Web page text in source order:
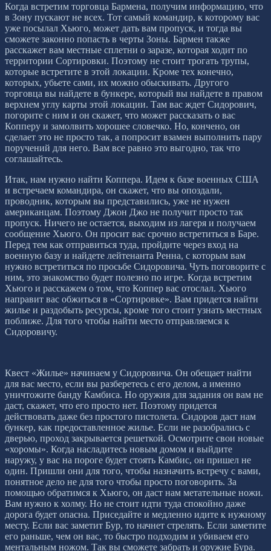
Когда встретим торговца Бармена, получим информацию, что
в Зону пускают не всех. Тот самый командир, к которому вас
уже посылал Хьюго, может дать вам пропуск, и тогда вы
сможете законно попасть в черты Зоны. Бармен также
расскажет вам местные сплетни о заразе, которая ходит по
территории Сортировки. Поэтому не стоит трогать трупы,
которые встретите в этой локации. Кроме тех конечно,
которых, убьете сами, их можно обыскивать. Другого
торговца вы найдете в бункере, который вы найдете в правом
верхнем углу карты этой локации. Там вас ждет Сидорович,
погорите с ним и он скажет, что может рассказать о вас
Копперу и замолвить хорошее словечко. Но, кончено, он
сделает это не просто так, а попросит взамен выполнить пару
поручений для него. Вам все равно это выгодно, так что
соглашайтесь.
Итак, нам нужно найти Коппера. Идем к базе военных США
и встречаем командира, он скажет, что вы опоздали,
проводник, которым вы представились, уже не нужен
американцам. Поэтому Джон Джо не получит просто так
пропуск. Ничего не остается, выходим из лагеря и получаем
сообщение Хьюго. Он просит вас срочно встретиться в Баре.
Перед тем как отправиться туда, пройдите через вход на
военную базу и найдете лейтенанта Ренна, с которым вам
нужно встретиться по просьбе Сидоровича. Чуть поговорите с
ним, это знакомство будет полезно по игре. Когда встретим
Хьюго и расскажем о том, что Коппер вас отослал. Хьюго
направит вас обжиться в «Сортировке». Вам придется найти
жилье и раздобыть ресурсы, кроме того стоит узнать местных
поближе. Для того чтобы найти место отправляемся к
Сидоровичу.
Квест «Жилье» начинаем у Сидоровича. Он обещает найти
для вас место, если вы разберетесь с его делом, а именно
уничтожите банду Камбиса. Но оружия для задания он вам не
даст, скажет, что его просто нет. Поэтому придется
действовать даже без простого пистолета. Сидоров даст нам
бункер, как предоставленное жилье. Если не разобрались с
дверью, проход закрывается решеткой. Осмотрите свои новые
«хоромы». Когда насладитесь новым домом и выйдите
наружу, у вас на пороге будет стоять Камбис, он пришел не
один. Пришли они для того, чтобы назначить встречу с вами,
понятное дело не для того чтобы просто поговорить. За
помощью обратимся к Хьюго, он даст нам метательные ножи.
Вам нужно к холму. Но не стоит идти туда спокойно даже
дорога будет опасна. Приседайте и медленно идите к нужному
месту. Если вас заметит Бур, то начнет стрелять. Если заметите
его раньше, чем он вас, то быстро подходим и убиваем его
ментальным ножом. Так вы сможете забрать и оружие Бура.